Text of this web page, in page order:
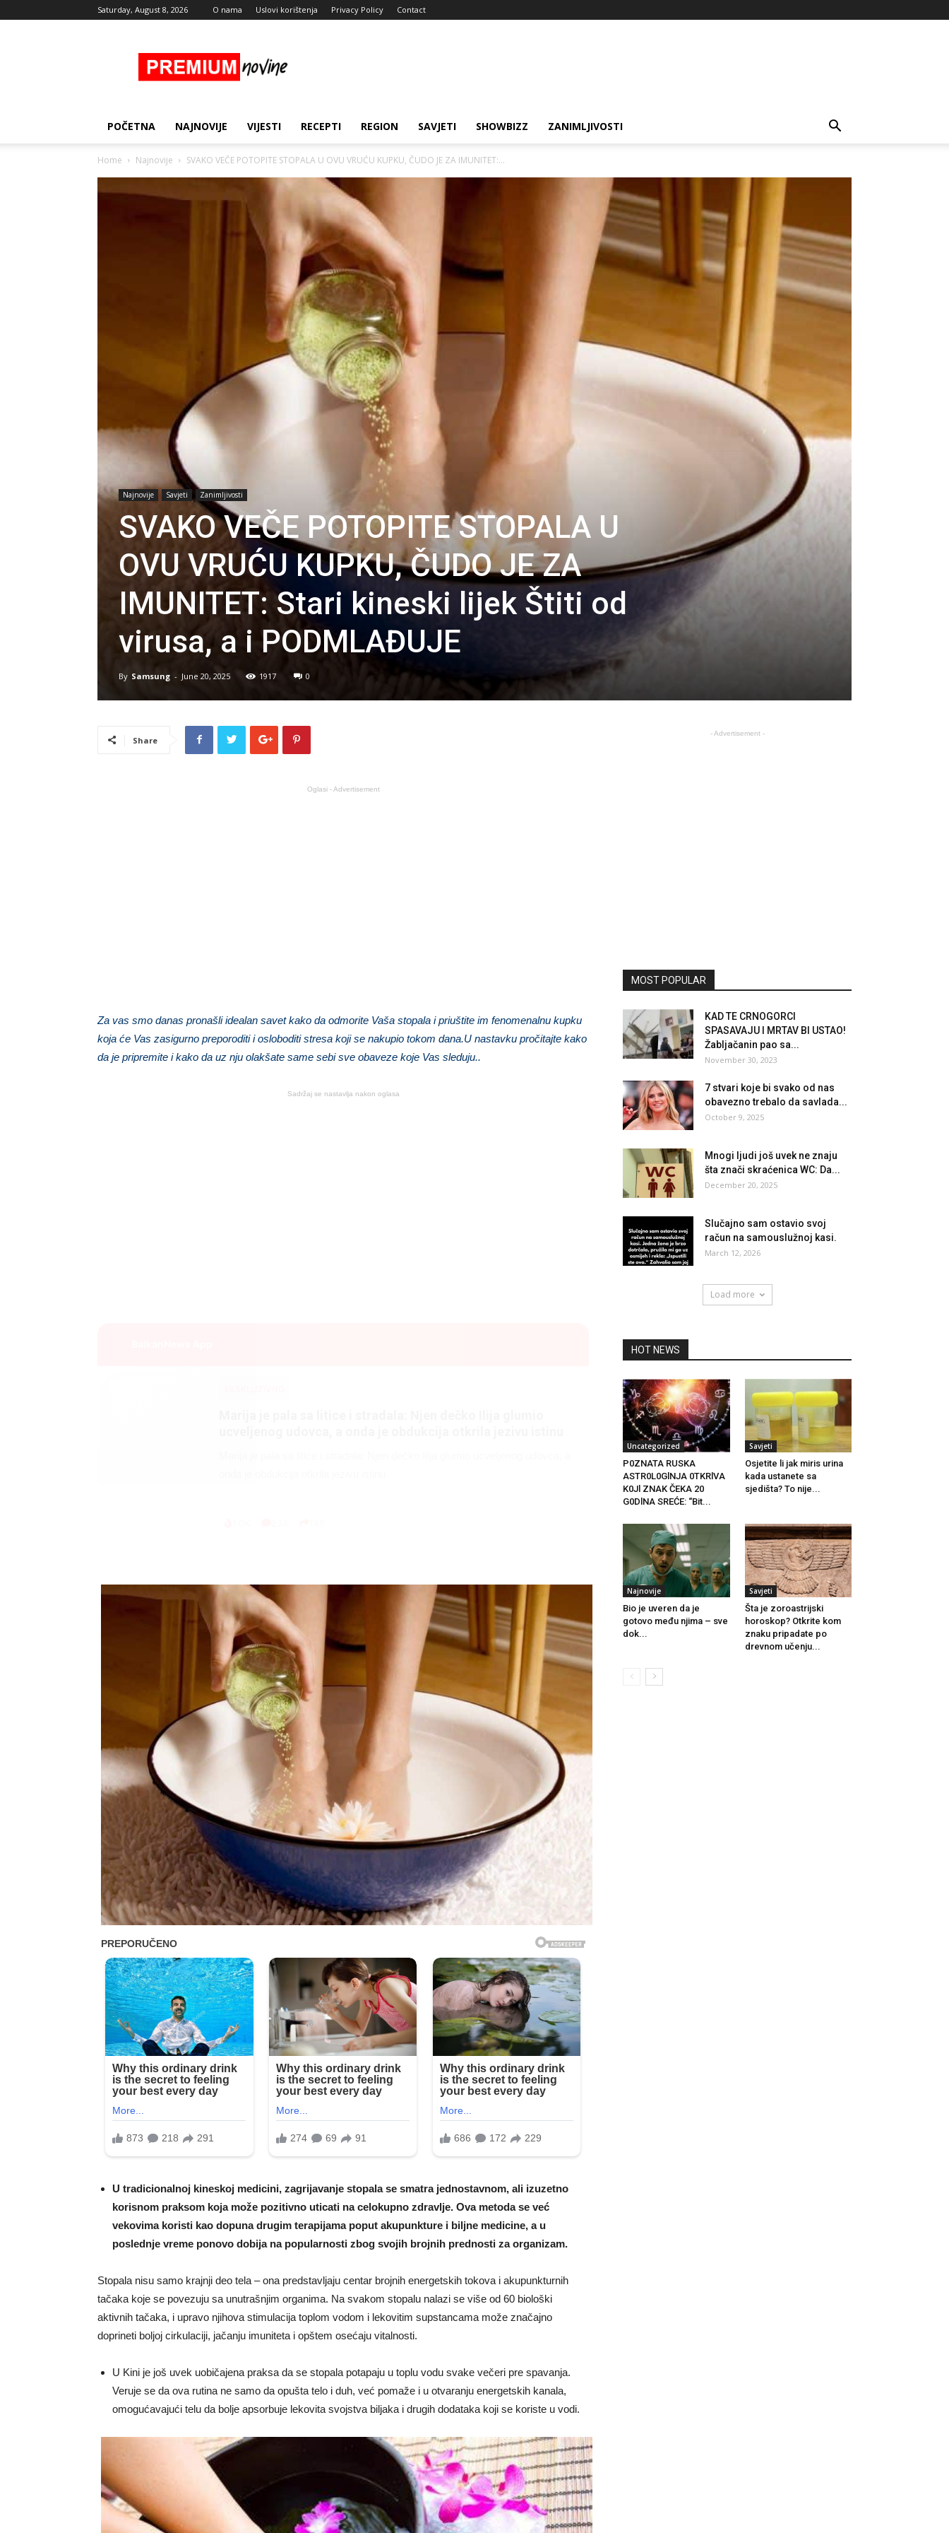
Saturday, August 8, 2026 O nama Uslovi korištenja Privacy Policy Contact
Novine
POČETNA NAJNOVIJE VIJESTI RECEPTI REGION SAVJETI SHOWBIZZ ZANIMLJIVOSTI
Home Najnovije SVAKO VEČE POTOPITE STOPALA U OVU VRUĆU KUPKU, ČUDO JE ZA IMUNITET:...
Najnovije Savjeti Zanimljivosti
SVAKO VEČE POTOPITE STOPALA U
OVU VRUĆU KUPKU, ČUDO JE ZA
IMUNITET: Stari kineski lijek Štiti od
virusa, a i PODMLAĐUJE
By Samsung - June 20, 2025 1917 0
Share
Oglasi - Advertisement
Za vas smo danas pronašli idealan savet kako da odmorite Vaša stopala i priuštite im fenomenalnu kupku
koja će Vas zasigurno preporoditi i osloboditi stresa koji se nakupio tokom dana.U nastavku pročitajte kako
da je pripremite i kako da uz nju olakšate same sebi sve obaveze koje Vas sleduju..
Sadržaj se nastavlja nakon oglasa
U tradicionalnoj kineskoj medicini, zagrijavanje stopala se smatra jednostavnom, ali izuzetno
korisnom praksom koja može pozitivno uticati na celokupno zdravlje. Ova metoda se već
vekovima koristi kao dopuna drugim terapijama poput akupunkture i biljne medicine, a u
poslednje vreme ponovo dobija na popularnosti zbog svojih brojnih prednosti za organizam.
Stopala nisu samo krajnji deo tela – ona predstavljaju centar brojnih energetskih tokova i akupunkturnih
tačaka koje se povezuju sa unutrašnjim organima. Na svakom stopalu nalazi se više od 60 biološki
aktivnih tačaka, i upravo njihova stimulacija toplom vodom i lekovitim supstancama može značajno
doprineti boljoj cirkulaciji, jačanju imuniteta i opštem osećaju vitalnosti.
U Kini je još uvek uobičajena praksa da se stopala potapaju u toplu vodu svake večeri pre spavanja.
Veruje se da ova rutina ne samo da opušta telo i duh, već pomaže i u otvaranju energetskih kanala,
omogućavajući telu da bolje apsorbuje lekovita svojstva biljaka i drugih dodataka koji se koriste u vodi.
- Advertisement -
MOST POPULAR
KAD TE CRNOGORCI
SPASAVAJU I MRTAV BI USTAO!
Žabljačanin pao sa...
November 30, 2023
7 stvari koje bi svako od nas
obavezno trebalo da savlada...
October 9, 2025
Mnogi ljudi još uvek ne znaju
šta znači skraćenica WC: Da...
December 20, 2025
Slučajno sam ostavio svoj
račun na samouslužnoj kasi.
March 12, 2026
Load more
HOT NEWS
Uncategorized
P0ZNATA RUSKA
ASTR0L0GlNJA 0TKRlVA
K0Jl ZNAK ČEKA 20
G0DlNA SREĆE: “Bit...
Savjeti
Osjetite li jak miris urina
kada ustanete sa
sjedišta? To nije...
Najnovije
Bio je uveren da je
gotovo među njima – sve
dok...
Savjeti
Šta je zoroastrijski
horoskop? Otkrite kom
znaku pripadate po
drevnom učenju...